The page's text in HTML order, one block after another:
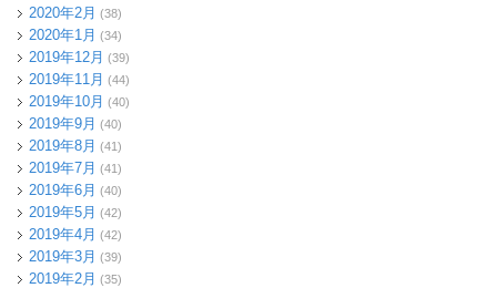
2020年2月 (38)
2020年1月 (34)
2019年12月 (39)
2019年11月 (44)
2019年10月 (40)
2019年9月 (40)
2019年8月 (41)
2019年7月 (41)
2019年6月 (40)
2019年5月 (42)
2019年4月 (42)
2019年3月 (39)
2019年2月 (35)